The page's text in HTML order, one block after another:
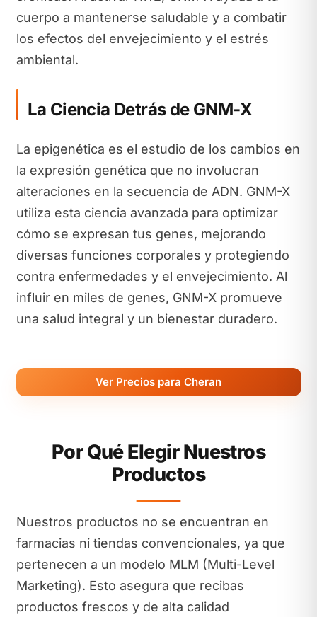
cuerpo a mantenerse saludable y a combatir
los efectos del envejecimiento y el estrés
ambiental.
La Ciencia Detrás de GNM-X
La epigenética es el estudio de los cambios en
la expresión genética que no involucran
alteraciones en la secuencia de ADN. GNM-X
utiliza esta ciencia avanzada para optimizar
cómo se expresan tus genes, mejorando
diversas funciones corporales y protegiendo
contra enfermedades y el envejecimiento. Al
influir en miles de genes, GNM-X promueve
una salud integral y un bienestar duradero.
Ver Precios para Cheran
Por Qué Elegir Nuestros
Productos
Nuestros productos no se encuentran en
farmacias ni tiendas convencionales, ya que
pertenecen a un modelo MLM (Multi-Level
Marketing). Esto asegura que recibas
productos frescos y de alta calidad